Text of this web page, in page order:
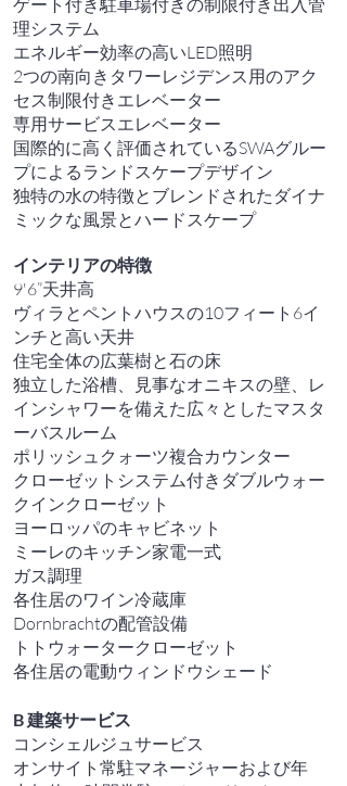
ゲート付き駐車場付きの制限付き出入管
理システム
エネルギー効率の高いLED照明
2つの南向きタワーレジデンス用のアク
セス制限付きエレベーター
専用サービスエレベーター
国際的に高く評価されているSWAグルー
プによるランドスケープデザイン
独特の水の特徴とブレンドされたダイナ
ミックな風景とハードスケープ
インテリアの特徴
9'6”天井高
ヴィラとペントハウスの10フィート6イ
ンチと高い天井
住宅全体の広葉樹と石の床
独立した浴槽、見事なオニキスの壁、レ
インシャワーを備えた広々としたマスタ
ーバスルーム
ポリッシュクォーツ複合カウンター
クローゼットシステム付きダブルウォー
クインクローゼット
ヨーロッパのキャビネット
ミーレのキッチン家電一式
ガス調理
各住居のワイン冷蔵庫
Dornbrachtの配管設備
トトウォータークローゼット
各住居の電動ウィンドウシェード
B建築サービス
コンシェルジュサービス
オンサイト常駐マネージャーおよび年